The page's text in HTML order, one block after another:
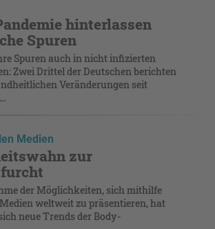
hinterlassen
Spuren
Spuren auch in nicht infizierten
Zwei Drittel der Deutschen berichten
Veränderungen seit
Medien
zur
der Möglichkeiten, sich mithilfe
weltweit zu präsentieren, hat
neue Trends der Body-